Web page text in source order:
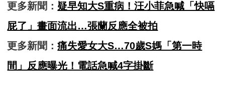
更多新聞： 疑早知大S重病！汪小菲急喊「快嗝
屁了」畫面流出…張蘭反應全被拍
更多新聞：痛失愛女大S…70歲S媽「第一時
間」反應曝光！電話急喊4字掛斷